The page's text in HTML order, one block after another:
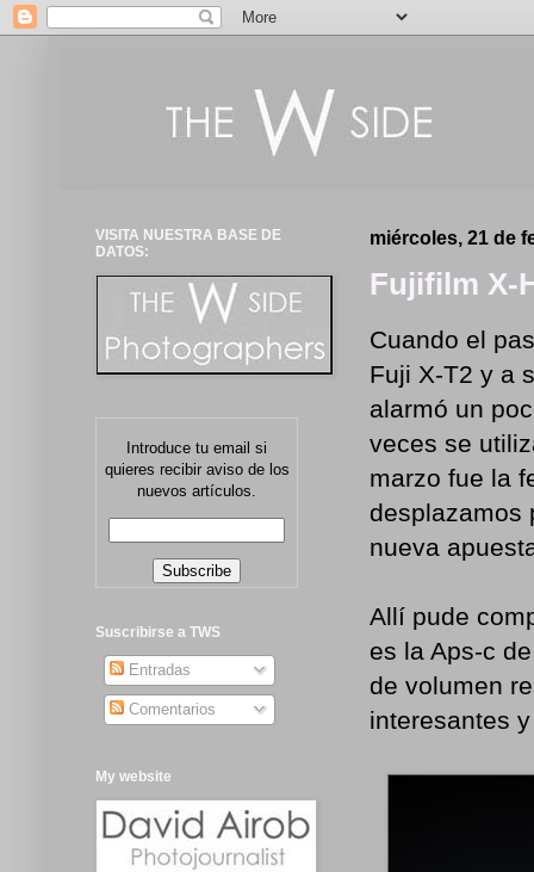
miércoles, 21 de
Fujifilm X-
Cuando el
Fuji X-T2 y a
alarmó un
veces se
marzo fue la
desplazamos
nueva
Allí pude
es la Aps-c
de volumen
interesantes
VISITA NUESTRA BASE DE
DATOS:
Introduce tu email si
quieres recibir aviso de los
nuevos artículos.
Suscribirse a TWS
Entradas
Comentarios
My website